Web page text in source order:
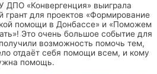
ДПО «Конвергенция» выиграла
грант для проектов «Формирование
помощи в Донбассе» и «Поможем
Это очень большое событие для
возможность помочь тем,
отдаёт себя помощи всем, и кому
помощь.